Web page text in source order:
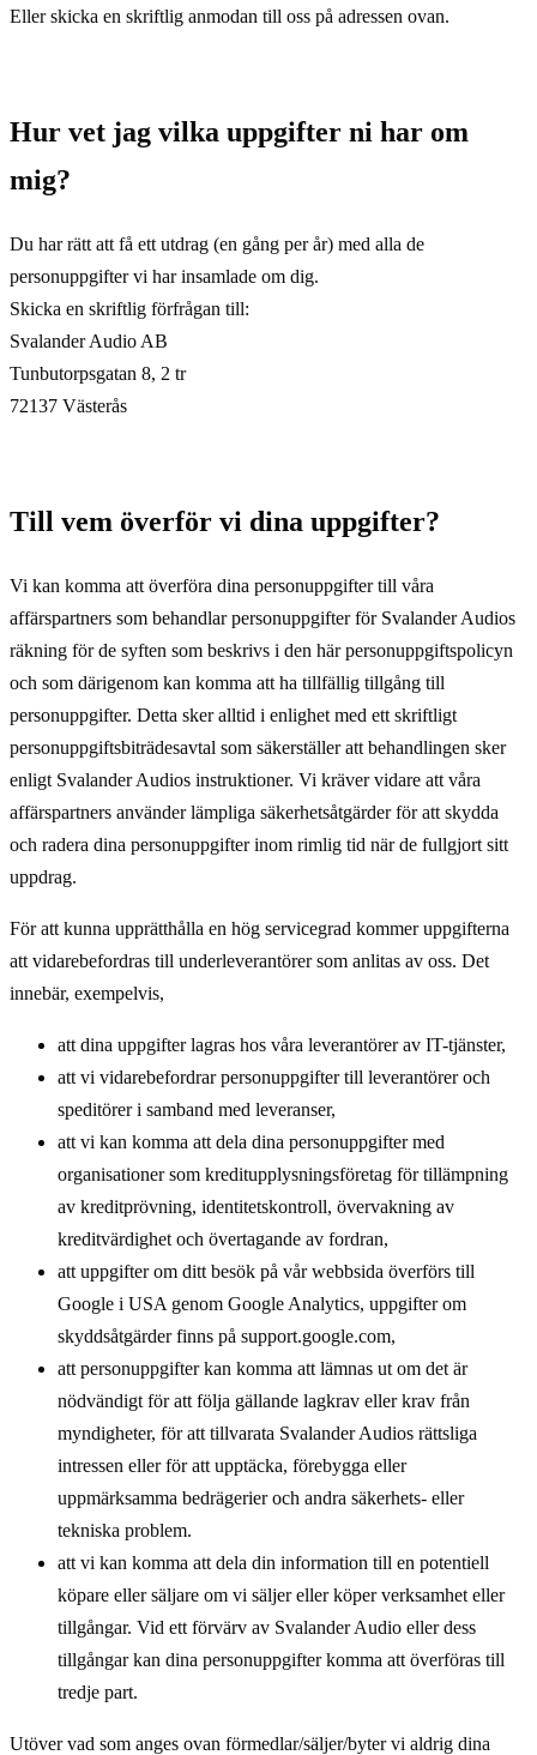
Eller skicka en skriftlig anmodan till oss på adressen ovan.
Hur vet jag vilka uppgifter ni har om
mig?
Du har rätt att få ett utdrag (en gång per år) med alla de
personuppgifter vi har insamlade om dig.
Skicka en skriftlig förfrågan till:
Svalander Audio AB
Tunbutorpsgatan 8, 2 tr
72137 Västerås
Till vem överför vi dina uppgifter?
Vi kan komma att överföra dina personuppgifter till våra
affärspartners som behandlar personuppgifter för Svalander Audios
räkning för de syften som beskrivs i den här personuppgiftspolicyn
och som därigenom kan komma att ha tillfällig tillgång till
personuppgifter. Detta sker alltid i enlighet med ett skriftligt
personuppgiftsbiträdesavtal som säkerställer att behandlingen sker
enligt Svalander Audios instruktioner. Vi kräver vidare att våra
affärspartners använder lämpliga säkerhetsåtgärder för att skydda
och radera dina personuppgifter inom rimlig tid när de fullgjort sitt
uppdrag.
För att kunna upprätthålla en hög servicegrad kommer uppgifterna
att vidarebefordras till underleverantörer som anlitas av oss. Det
innebär, exempelvis,
att dina uppgifter lagras hos våra leverantörer av IT-tjänster,
att vi vidarebefordrar personuppgifter till leverantörer och
speditörer i samband med leveranser,
att vi kan komma att dela dina personuppgifter med
organisationer som kreditupplysningsföretag för tillämpning
av kreditprövning, identitetskontroll, övervakning av
kreditvärdighet och övertagande av fordran,
att uppgifter om ditt besök på vår webbsida överförs till
Google i USA genom Google Analytics, uppgifter om
skyddsåtgärder finns på support.google.com,
att personuppgifter kan komma att lämnas ut om det är
nödvändigt för att följa gällande lagkrav eller krav från
myndigheter, för att tillvarata Svalander Audios rättsliga
intressen eller för att upptäcka, förebygga eller
uppmärksamma bedrägerier och andra säkerhets- eller
tekniska problem.
att vi kan komma att dela din information till en potentiell
köpare eller säljare om vi säljer eller köper verksamhet eller
tillgångar. Vid ett förvärv av Svalander Audio eller dess
tillgångar kan dina personuppgifter komma att överföras till
tredje part.
Utöver vad som anges ovan förmedlar/säljer/byter vi aldrig dina